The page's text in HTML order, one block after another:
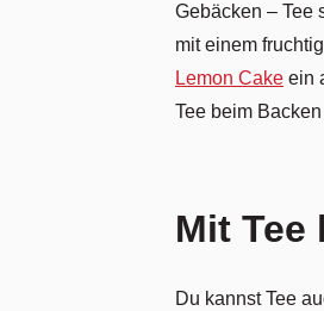
Gebäcken – Tee
mit einem
Lemon Cakeein
Tee beim
Mit Tee
Du kannst Tee